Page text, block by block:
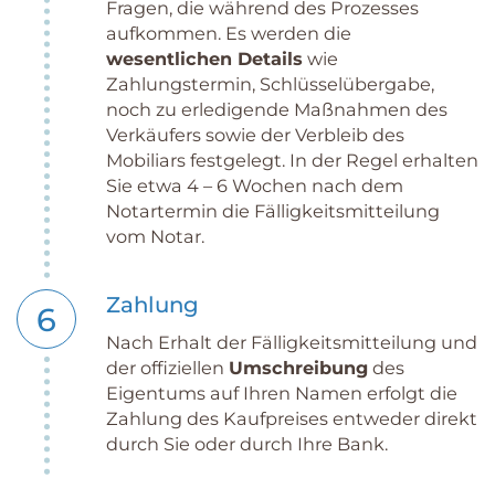
Fragen, die während des Prozesses
aufkommen. Es werden die
wesentlichen Details wie
Zahlungstermin, Schlüsselübergabe,
noch zu erledigende Maßnahmen des
Verkäufers sowie der Verbleib des
Mobiliars festgelegt. In der Regel erhalten
Sie etwa 4 – 6 Wochen nach dem
Notartermin die Fälligkeitsmitteilung
vom Notar.
6 Zahlung
Nach Erhalt der Fälligkeitsmitteilung und
der offiziellen Umschreibung des
Eigentums auf Ihren Namen erfolgt die
Zahlung des Kaufpreises entweder direkt
durch Sie oder durch Ihre Bank.